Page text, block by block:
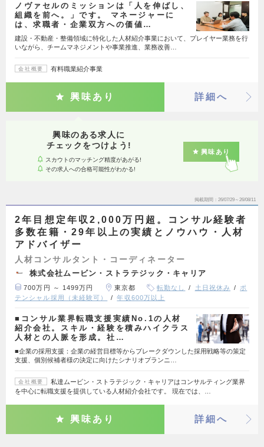
ノヴァセルのミッションは「人を伸ばし、
組織を前へ。」です。 マネージャーに
は、求職者・企業双方への価値…
建設・不動産・整備領域に特化した人材紹介事業において、プレイヤー業務を行
いながら、チームマネジメントや事業推進、業務改善…
会社概要 有料職業紹介事業
興味あり 詳細へ
興味のある求人に
チェックをつけよう!
スカウトのマッチング精度があがる!
その求人への合格可能性がわかる!
興味あり
掲載期間 26/07/29～26/08/11
2年目想定年収2,000万円超。コンサル経験者
多数在籍・29年以上の実績とノウハウ・人材
アドバイザー
人材コンサルタント・コーディネーター
株式会社ムービン・ストラテジック・キャリア
700万円 ～ 1499万円 東京都 転勤なし 土日祝休み
ポ
テンシャル採用（未経験可）
年収600万以上
■コンサル業界転職支援実績No.1の人材
紹介会社。スキル・経験を積みハイクラス
人材との人脈を形成。社…
■企業の採用支援：企業の経営目標等からブレークダウンした採用戦略等の策定
支援、個別候補者様の決定に向けたシナリオプランニ…
会社概要
私達ムービン・ストラテジック・キャリアはコンサルティング業界
を中心に転職支援を提供している人材紹介会社です。 現在では、…
興味あり 詳細へ